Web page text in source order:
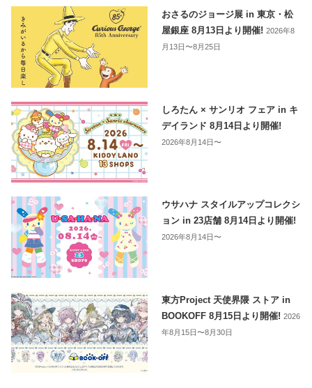
おさるのジョージ展 in 東京・松
屋銀座 8月13日より開催!2026年8
月13日〜8月25日
しろたん × サンリオ フェア in キ
デイランド 8月14日より開催!
2026年8月14日〜
ウサハナ スタイルアップコレクシ
ョン in 23店舗 8月14日より開催!
2026年8月14日〜
東方Project 天使界隈 ストア in
BOOKOFF 8月15日より開催!2026
年8月15日〜8月30日